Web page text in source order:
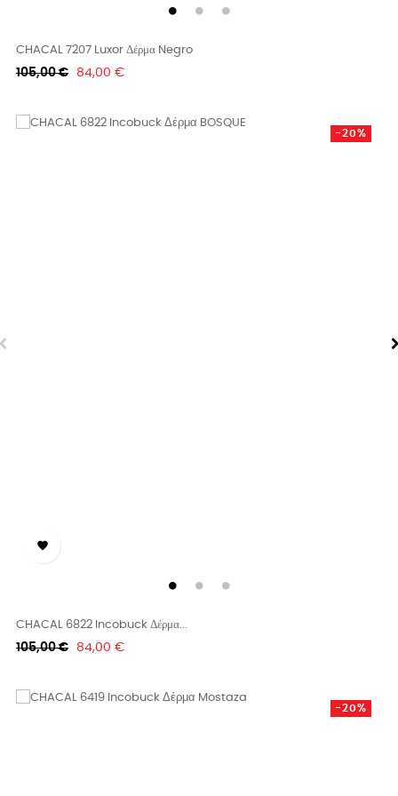
CHACAL 7207 Luxor Δέρμα Negro
Κανονική
105,00 € Τιμή
84,00 €

CHACAL 6822 Incobuck Δέρμα...
Κανονική
105,00 €
-20%
Τιμή
84,00 €
-20%